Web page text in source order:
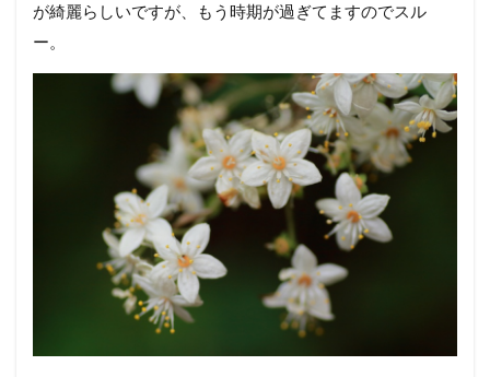
が綺麗らしいですが、もう時期が過ぎてますのでスル
ー。